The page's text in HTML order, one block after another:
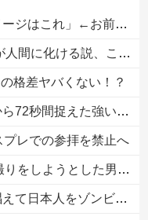
れ」←お前ら耐えられる？
化ける説、これ多分マジ
格差ヤバくない！？
年間正体分からぬ「Wow！信号」他
プレでの参拝を禁止へ
とした男の悲劇（ノ∇`）
させていると非難されてしまう